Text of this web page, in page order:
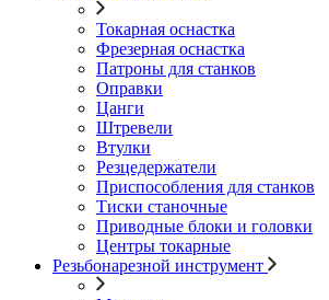
Токарная оснастка
Фрезерная оснастка
Патроны для станков
Оправки
Цанги
Штревели
Втулки
Резцедержатели
Приспособления для станков
Тиски станочные
Приводные блоки и головки
Центры токарные
Резьбонарезной инструмент